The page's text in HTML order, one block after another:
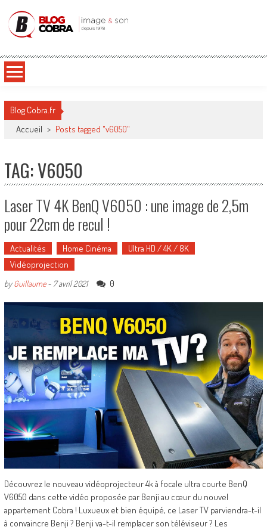
Blog Cobra
Blog Cobra.fr
Accueil > Posts tagged "v6050"
TAG: V6050
Laser TV 4K BenQ V6050 : une image de 2,5m
pour 22cm de recul !
Actualités Home Cinéma
Ultra HD / 4K / 8K
Vidéoprojection
byGuillaume- 7 avril 2021 0
Découvrez le nouveau vidéoprojecteur 4k à focale ultra courte BenQ
V6050 dans cette vidéo proposée par Benji au cœur du nouvel
appartement Cobra ! Luxueux et bien équipé, ce Laser TV parviendra-t-il
à convaincre Benji ? Benji va-t-il remplacer son téléviseur ? Les